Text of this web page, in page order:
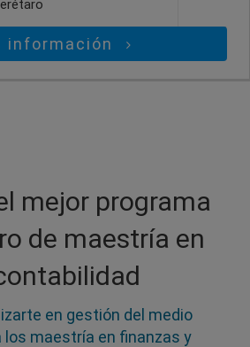
información
mejor programa
de maestría en
en gestión del medio
maestría en finanzas y